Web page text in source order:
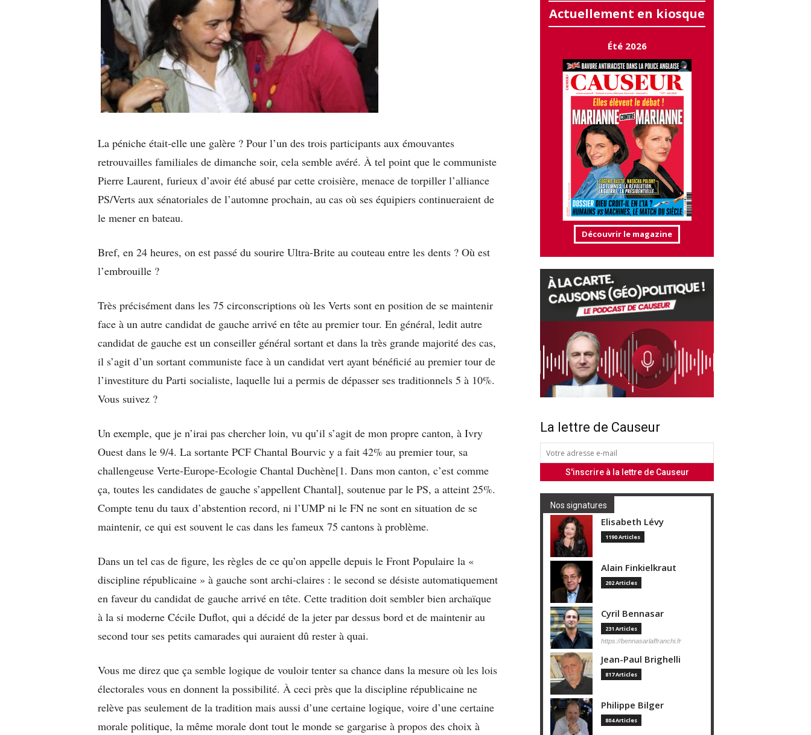
La péniche était-elle une galère ? Pour l’un des trois participants aux émouvantes
retrouvailles familiales de dimanche soir, cela semble avéré. À tel point que le communiste
Pierre Laurent, furieux d’avoir été abusé par cette croisière, menace de torpiller l’alliance
PS/Verts aux sénatoriales de l’automne prochain, au cas où ses équipiers continueraient de
le mener en bateau.
Bref, en 24 heures, on est passé du sourire Ultra-Brite au couteau entre les dents ? Où est
l’embrouille ?
Très précisément dans les 75 circonscriptions où les Verts sont en position de se maintenir
face à un autre candidat de gauche arrivé en tête au premier tour. En général, ledit autre
candidat de gauche est un conseiller général sortant et dans la très grande majorité des cas,
il s’agit d’un sortant communiste face à un candidat vert ayant bénéficié au premier tour de
l’investiture du Parti socialiste, laquelle lui a permis de dépasser ses traditionnels 5 à 10%.
Vous suivez ?
Un exemple, que je n’irai pas chercher loin, vu qu’il s’agit de mon propre canton, à Ivry
Ouest dans le 9/4. La sortante PCF Chantal Bourvic y a fait 42% au premier tour, sa
challengeuse Verte-Europe-Ecologie Chantal Duchène[1. Dans mon canton, c’est comme
ça, toutes les candidates de gauche s’appellent Chantal], soutenue par le PS, a atteint 25%.
Compte tenu du taux d’abstention record, ni l’UMP ni le FN ne sont en situation de se
maintenir, ce qui est souvent le cas dans les fameux 75 cantons à problème.
Dans un tel cas de figure, les règles de ce qu’on appelle depuis le Front Populaire la «
discipline républicaine » à gauche sont archi-claires : le second se désiste automatiquement
en faveur du candidat de gauche arrivé en tête. Cette tradition doit sembler bien archaïque
à la si moderne Cécile Duflot, qui a décidé de la jeter par dessus bord et de maintenir au
second tour ses petits camarades qui auraient dû rester à quai.
Vous me direz que ça semble logique de vouloir tenter sa chance dans la mesure où les lois
électorales vous en donnent la possibilité. À ceci près que la discipline républicaine ne
relève pas seulement de la tradition mais aussi d’une certaine logique, voire d’une certaine
morale politique, la même morale dont tout le monde se gargarise à propos des choix à
Actuellement en kiosque
Été 2026
Découvrir le magazine
La lettre de Causeur
Nos signatures
Elisabeth Lévy
1190 Articles
Alain Finkielkraut
202 Articles
Cyril Bennasar
231 Articles
https://bennasarlaffranchi.fr
Jean-Paul Brighelli
817 Articles
Philippe Bilger
804 Articles